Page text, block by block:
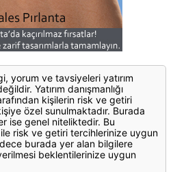
yorum ve tavsiyeleri yatırım
Yatırım danışmanlığı
kişilerin risk ve getiri
özel sunulmaktadır. Burada
ise genel niteliktedir. Bu
risk ve getiri tercihlerinize uygun
burada yer alan bilgilere
beklentilerinize uygun